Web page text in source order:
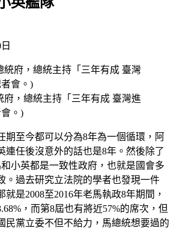
府，總統主持「三年有成 臺灣進
。)
期至今都可以分為8年為一個循環，阿
連任後沒意外的話也是8年。然後除了
小英都是一致性政府，也就是國會多
。過去研究立法院的學者也發現一件
是2008至2016年老馬執政8年期間，
，而第8屆也有將近57%的席次，但
民黨立委不但不給力，馬總統想要過的